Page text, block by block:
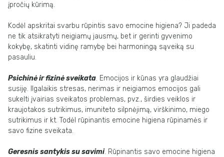
įpročių kūrimą.
Kodėl apskritai svarbu rūpintis savo emocine higiena? Ji padeda
ne tik atsikratyti neigiamų jausmų, bet ir gerinti gyvenimo
kokybę, skatinti vidinę ramybę bei harmoningą sąveiką su
pasauliu.
Psichinė ir fizinė sveikata. Emocijos ir kūnas yra glaudžiai
susiję. Ilgalaikis stresas, nerimas ir neigiamos emocijos gali
sukelti įvairias sveikatos problemas, pvz., širdies veiklos ir
kraujotakos sutrikimus, imuniteto silpnėjimą, virškinimo, miego
sutrikimus ir kt. Todėl rūpinantis emocine higiena rūpinamės ir
savo fizine sveikata.
Geresnis santykis su savimi. Rūpinantis savo emocine higiena